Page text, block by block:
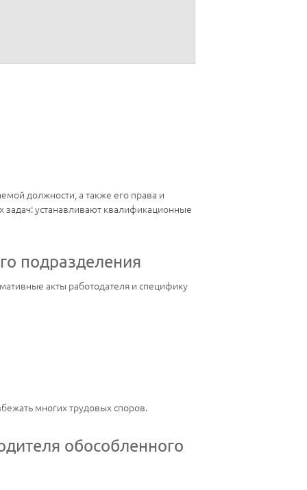
должности, а также его права и
устанавливают квалификационные
подразделения
акты работодателя и специфику
многих трудовых споров.
обособленного